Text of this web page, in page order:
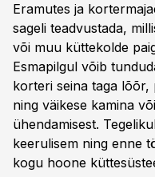
Eramutes ja
sageli teadvustada,
või muu küttekolde
Esmapilgul võib
korteri seina taga lõõr,
ning väikese kamina
ühendamisest.
keerulisem ning enne
kogu hoone